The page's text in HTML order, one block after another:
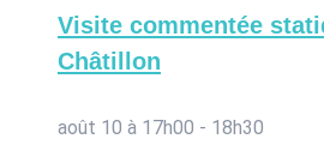
Visite commentée
Châtillon
août 10 à 17h00 - 18h30